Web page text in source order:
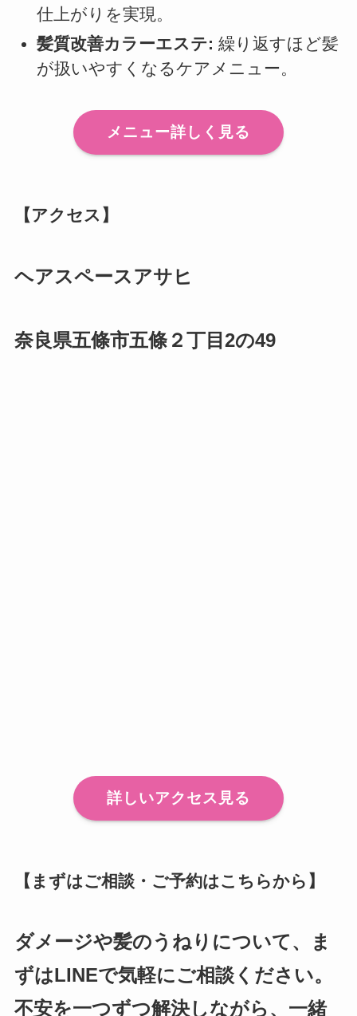
仕上がりを実現。
髪質改善カラーエステ: 繰り返すほど髪
が扱いやすくなるケアメニュー。
メニュー詳しく見る
【アクセス】
ヘアスペースアサヒ
奈良県五條市五條２丁目2の49
詳しいアクセス見る
【まずはご相談・ご予約はこちらから】
ダメージや髪のうねりについて、ま
ずはLINEで気軽にご相談ください。
不安を一つずつ解決しながら、一緒